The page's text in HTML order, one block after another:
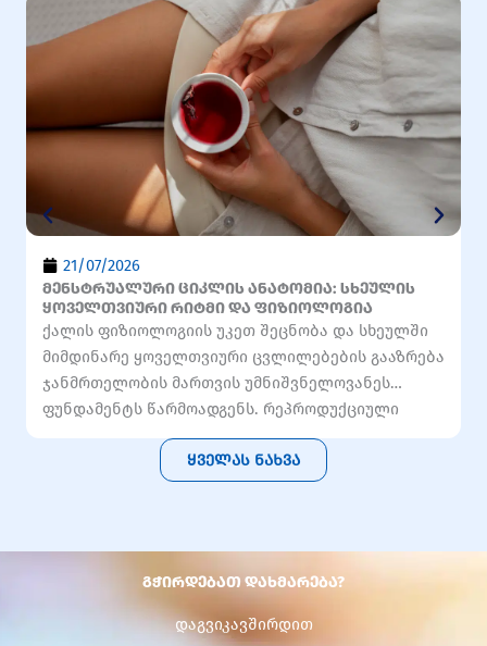
21/07/2026
მენსტრუალური ციკლის ანატომია: სხეულის
ყოველთვიური რიტმი და ფიზიოლოგია
ქალის ფიზიოლოგიის უკეთ შეცნობა და სხეულში
მიმდინარე ყოველთვიური ცვლილებების გააზრება
ჯანმრთელობის მართვის უმნიშვნელოვანეს
ფუნდამენტს წარმოადგენს. რეპროდუქციული
სისტემის სიჯანსაღის ერთ-ერთი ყველაზე […]
ყველას ნახვა
გჭირდებათ დახმარება?
დაგვიკავშირდით